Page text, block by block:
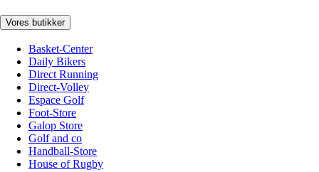
Vores butikker
Basket-Center
Daily Bikers
Direct Running
Direct-Volley
Espace Golf
Foot-Store
Galop Store
Golf and co
Handball-Store
House of Rugby